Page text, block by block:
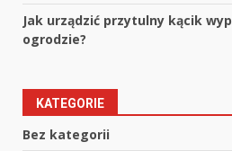
Jak urządzić przytulny kącik
ogrodzie?
KATEGORIE
Bez kategorii